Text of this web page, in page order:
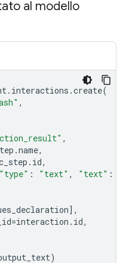
al modello
. interactions .create(
,
,
.name,
. id,
"type" : "text" , "text" :
ion],
=interaction . id,
)